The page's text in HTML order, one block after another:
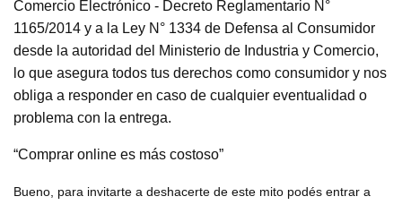
Comercio Electrónico - Decreto Reglamentario N°
1165/2014 y a la Ley N° 1334 de Defensa al Consumidor
desde la autoridad del Ministerio de Industria y Comercio,
lo que asegura todos tus derechos como consumidor y nos
obliga a responder en caso de cualquier eventualidad o
problema con la entrega.
“Comprar online es más costoso”
Bueno, para invitarte a deshacerte de este mito podés entrar a